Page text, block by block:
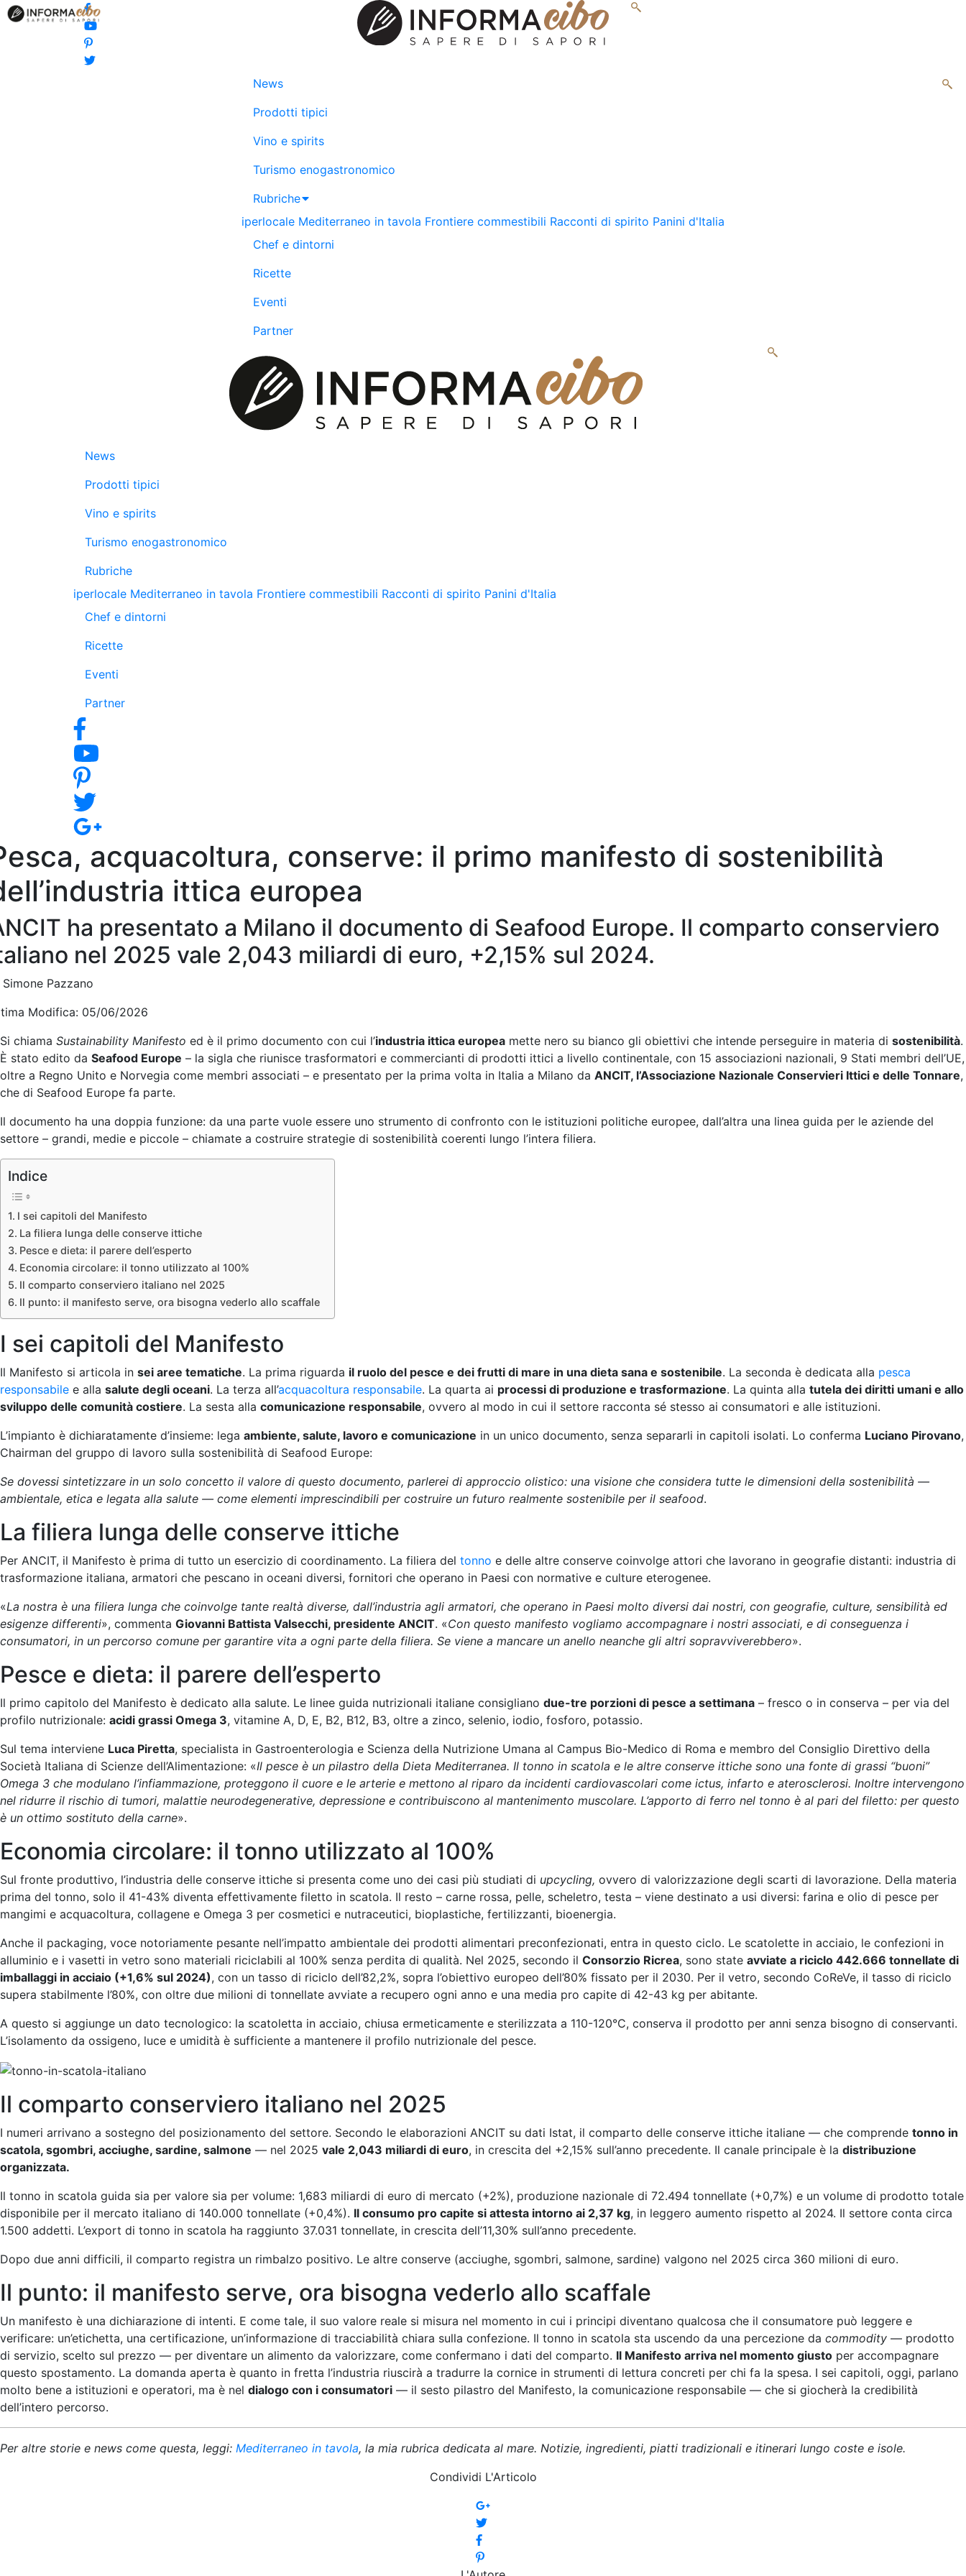
News
Prodotti tipici
Vino e spirits
Turismo enogastronomico
Rubriche
iperlocale Mediterraneo in tavola Frontiere commestibili Racconti di spirito Panini d'Italia
Chef e dintorni
Ricette
Eventi
Partner
News
Prodotti tipici
Vino e spirits
Turismo enogastronomico
Rubriche
iperlocale Mediterraneo in tavola Frontiere commestibili Racconti di spirito Panini d'Italia
Chef e dintorni
Ricette
Eventi
Partner
acquacoltura, conserve: il primo manifesto di sostenibilità
ittica europea
ha presentato a Milano il documento di Seafood Europe. Il comparto conserviero
nel 2025 vale 2,043 miliardi di euro, +2,15% sul 2024.
Pazzano
Modifica: 05/06/2026
Si chiama Sustainability Manifesto ed è il primo documento con cui l’industria ittica europea mette nero su bianco gli obiettivi che intende perseguire in materia di sostenibilità.
È stato edito da Seafood Europe – la sigla che riunisce trasformatori e commercianti di prodotti ittici a livello continentale, con 15 associazioni nazionali, 9 Stati membri dell’UE,
oltre a Regno Unito e Norvegia come membri associati – e presentato per la prima volta in Italia a Milano da ANCIT, l’Associazione Nazionale Conservieri Ittici e delle Tonnare,
che di Seafood Europe fa parte.
Il documento ha una doppia funzione: da una parte vuole essere uno strumento di confronto con le istituzioni politiche europee, dall’altra una linea guida per le aziende del
settore – grandi, medie e piccole – chiamate a costruire strategie di sostenibilità coerenti lungo l’intera filiera.
Indice
I sei capitoli del Manifesto
La filiera lunga delle conserve ittiche
Pesce e dieta: il parere dell’esperto
Economia circolare: il tonno utilizzato al 100%
Il comparto conserviero italiano nel 2025
Il punto: il manifesto serve, ora bisogna vederlo allo scaffale
I sei capitoli del Manifesto
Il Manifesto si articola in sei aree tematiche. La prima riguarda il ruolo del pesce e dei frutti di mare in una dieta sana e sostenibile. La seconda è dedicata alla pesca
responsabile e alla salute degli oceani. La terza all’acquacoltura responsabile. La quarta ai processi di produzione e trasformazione. La quinta alla tutela dei diritti umani e allo
sviluppo delle comunità costiere. La sesta alla comunicazione responsabile, ovvero al modo in cui il settore racconta sé stesso ai consumatori e alle istituzioni.
L’impianto è dichiaratamente d’insieme: lega ambiente, salute, lavoro e comunicazione in un unico documento, senza separarli in capitoli isolati. Lo conferma Luciano Pirovano,
Chairman del gruppo di lavoro sulla sostenibilità di Seafood Europe:
Se dovessi sintetizzare in un solo concetto il valore di questo documento, parlerei di approccio olistico: una visione che considera tutte le dimensioni della sostenibilità —
ambientale, etica e legata alla salute — come elementi imprescindibili per costruire un futuro realmente sostenibile per il seafood.
La filiera lunga delle conserve ittiche
Per ANCIT, il Manifesto è prima di tutto un esercizio di coordinamento. La filiera del tonno e delle altre conserve coinvolge attori che lavorano in geografie distanti: industria di
trasformazione italiana, armatori che pescano in oceani diversi, fornitori che operano in Paesi con normative e culture eterogenee.
«La nostra è una filiera lunga che coinvolge tante realtà diverse, dall’industria agli armatori, che operano in Paesi molto diversi dai nostri, con geografie, culture, sensibilità ed
esigenze differenti», commenta Giovanni Battista Valsecchi, presidente ANCIT. «Con questo manifesto vogliamo accompagnare i nostri associati, e di conseguenza i
consumatori, in un percorso comune per garantire vita a ogni parte della filiera. Se viene a mancare un anello neanche gli altri sopravviverebbero».
Pesce e dieta: il parere dell’esperto
Il primo capitolo del Manifesto è dedicato alla salute. Le linee guida nutrizionali italiane consigliano due-tre porzioni di pesce a settimana – fresco o in conserva – per via del
profilo nutrizionale: acidi grassi Omega 3, vitamine A, D, E, B2, B12, B3, oltre a zinco, selenio, iodio, fosforo, potassio.
Sul tema interviene Luca Piretta, specialista in Gastroenterologia e Scienza della Nutrizione Umana al Campus Bio-Medico di Roma e membro del Consiglio Direttivo della
Società Italiana di Scienze dell’Alimentazione: «Il pesce è un pilastro della Dieta Mediterranea. Il tonno in scatola e le altre conserve ittiche sono una fonte di grassi “buoni”
Omega 3 che modulano l’infiammazione, proteggono il cuore e le arterie e mettono al riparo da incidenti cardiovascolari come ictus, infarto e aterosclerosi. Inoltre intervengono
nel ridurre il rischio di tumori, malattie neurodegenerative, depressione e contribuiscono al mantenimento muscolare. L’apporto di ferro nel tonno è al pari del filetto: per questo
è un ottimo sostituto della carne».
Economia circolare: il tonno utilizzato al 100%
Sul fronte produttivo, l’industria delle conserve ittiche si presenta come uno dei casi più studiati di upcycling, ovvero di valorizzazione degli scarti di lavorazione. Della materia
prima del tonno, solo il 41-43% diventa effettivamente filetto in scatola. Il resto – carne rossa, pelle, scheletro, testa – viene destinato a usi diversi: farina e olio di pesce per
mangimi e acquacoltura, collagene e Omega 3 per cosmetici e nutraceutici, bioplastiche, fertilizzanti, bioenergia.
Anche il packaging, voce notoriamente pesante nell’impatto ambientale dei prodotti alimentari preconfezionati, entra in questo ciclo. Le scatolette in acciaio, le confezioni in
alluminio e i vasetti in vetro sono materiali riciclabili al 100% senza perdita di qualità. Nel 2025, secondo il Consorzio Ricrea, sono state avviate a riciclo 442.666 tonnellate di
imballaggi in acciaio (+1,6% sul 2024), con un tasso di riciclo dell’82,2%, sopra l’obiettivo europeo dell’80% fissato per il 2030. Per il vetro, secondo CoReVe, il tasso di riciclo
supera stabilmente l’80%, con oltre due milioni di tonnellate avviate a recupero ogni anno e una media pro capite di 42-43 kg per abitante.
A questo si aggiunge un dato tecnologico: la scatoletta in acciaio, chiusa ermeticamente e sterilizzata a 110-120°C, conserva il prodotto per anni senza bisogno di conservanti.
L’isolamento da ossigeno, luce e umidità è sufficiente a mantenere il profilo nutrizionale del pesce.
Il comparto conserviero italiano nel 2025
I numeri arrivano a sostegno del posizionamento del settore. Secondo le elaborazioni ANCIT su dati Istat, il comparto delle conserve ittiche italiane — che comprende tonno in
scatola, sgombri, acciughe, sardine, salmone — nel 2025 vale 2,043 miliardi di euro, in crescita del +2,15% sull’anno precedente. Il canale principale è la distribuzione
organizzata.
Il tonno in scatola guida sia per valore sia per volume: 1,683 miliardi di euro di mercato (+2%), produzione nazionale di 72.494 tonnellate (+0,7%) e un volume di prodotto totale
disponibile per il mercato italiano di 140.000 tonnellate (+0,4%). Il consumo pro capite si attesta intorno ai 2,37 kg, in leggero aumento rispetto al 2024. Il settore conta circa
1.500 addetti. L’export di tonno in scatola ha raggiunto 37.031 tonnellate, in crescita dell’11,30% sull’anno precedente.
Dopo due anni difficili, il comparto registra un rimbalzo positivo. Le altre conserve (acciughe, sgombri, salmone, sardine) valgono nel 2025 circa 360 milioni di euro.
Il punto: il manifesto serve, ora bisogna vederlo allo scaffale
Un manifesto è una dichiarazione di intenti. E come tale, il suo valore reale si misura nel momento in cui i principi diventano qualcosa che il consumatore può leggere e
verificare: un’etichetta, una certificazione, un’informazione di tracciabilità chiara sulla confezione. Il tonno in scatola sta uscendo da una percezione da commodity — prodotto
di servizio, scelto sul prezzo — per diventare un alimento da valorizzare, come confermano i dati del comparto. Il Manifesto arriva nel momento giusto per accompagnare
questo spostamento. La domanda aperta è quanto in fretta l’industria riuscirà a tradurre la cornice in strumenti di lettura concreti per chi fa la spesa. I sei capitoli, oggi, parlano
molto bene a istituzioni e operatori, ma è nel dialogo con i consumatori — il sesto pilastro del Manifesto, la comunicazione responsabile — che si giocherà la credibilità
dell’intero percorso.
Per altre storie e news come questa, leggi: Mediterraneo in tavola, la mia rubrica dedicata al mare. Notizie, ingredienti, piatti tradizionali e itinerari lungo coste e isole.
Condividi L'Articolo